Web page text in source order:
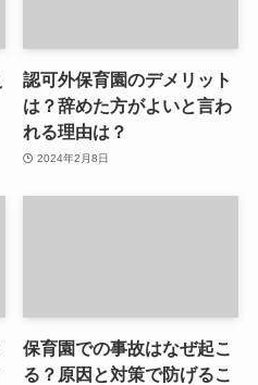
認可外保育園のデメリット
は？辞めた方がよいと言わ
れる理由は？
2024年2月8日
保育園での事故はなぜ起こ
る？原因と対策で防げるこ